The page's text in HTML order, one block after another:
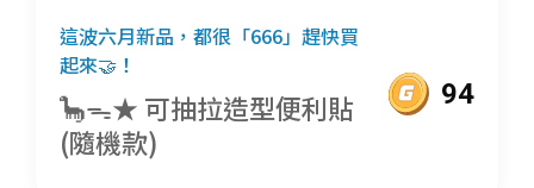
這波六月新品，都很「666」趕快買
起來🤝！
🦕ᯓ★ 可抽拉造型便利貼
(隨機款)
94